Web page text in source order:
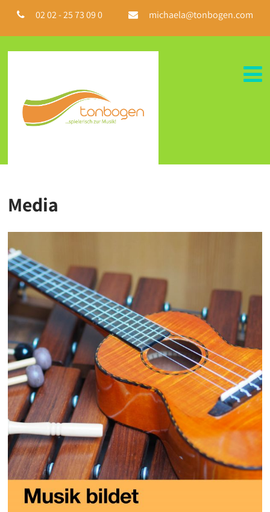
02 02 - 25 73 09 0 michaela@tonbogen.com
Media